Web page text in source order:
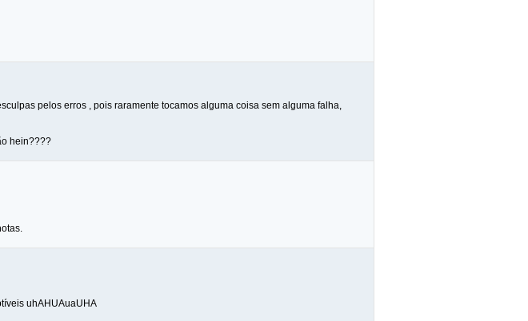
pelos erros , pois raramente tocamos alguma coisa sem alguma falha,
hein????
uhAHUAuaUHA